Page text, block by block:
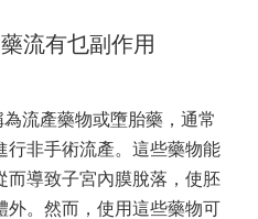
流有乜副作用
流產藥物或墮胎藥，通常
行非手術流產。這些藥物能
而導致子宮內膜脫落，使胚
外。然而，使用這些藥物可